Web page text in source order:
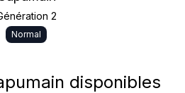
2
Normal
disponibles